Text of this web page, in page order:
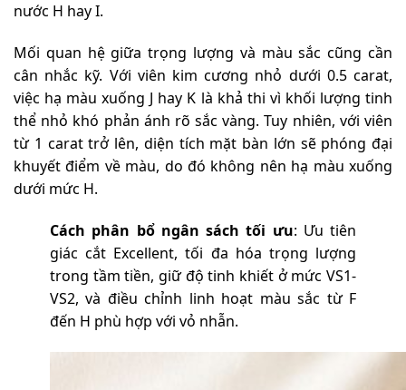
nước H hay I.
Mối quan hệ giữa trọng lượng và màu sắc cũng cần
cân nhắc kỹ. Với viên kim cương nhỏ dưới 0.5 carat,
việc hạ màu xuống J hay K là khả thi vì khối lượng tinh
thể nhỏ khó phản ánh rõ sắc vàng. Tuy nhiên, với viên
từ 1 carat trở lên, diện tích mặt bàn lớn sẽ phóng đại
khuyết điểm về màu, do đó không nên hạ màu xuống
dưới mức H.
Cách phân bổ ngân sách tối ưu: Ưu tiên
giác cắt Excellent, tối đa hóa trọng lượng
trong tầm tiền, giữ độ tinh khiết ở mức VS1-
VS2, và điều chỉnh linh hoạt màu sắc từ F
đến H phù hợp với vỏ nhẫn.